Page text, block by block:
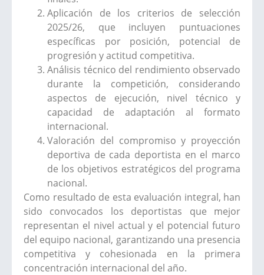
Aplicación de los criterios de selección
2025/26, que incluyen puntuaciones
específicas por posición, potencial de
progresión y actitud competitiva.
Análisis técnico del rendimiento observado
durante la competición, considerando
aspectos de ejecución, nivel técnico y
capacidad de adaptación al formato
internacional.
Valoración del compromiso y proyección
deportiva de cada deportista en el marco
de los objetivos estratégicos del programa
nacional.
Como resultado de esta evaluación integral, han
sido convocados los deportistas que mejor
representan el nivel actual y el potencial futuro
del equipo nacional, garantizando una presencia
competitiva y cohesionada en la primera
concentración internacional del año.